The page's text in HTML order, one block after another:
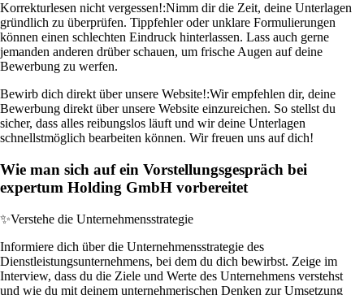
Korrekturlesen nicht vergessen!:Nimm dir die Zeit, deine Unterlagen
gründlich zu überprüfen. Tippfehler oder unklare Formulierungen
können einen schlechten Eindruck hinterlassen. Lass auch gerne
jemanden anderen drüber schauen, um frische Augen auf deine
Bewerbung zu werfen.
Bewirb dich direkt über unsere Website!:Wir empfehlen dir, deine
Bewerbung direkt über unsere Website einzureichen. So stellst du
sicher, dass alles reibungslos läuft und wir deine Unterlagen
schnellstmöglich bearbeiten können. Wir freuen uns auf dich!
Wie man sich auf ein Vorstellungsgespräch bei
expertum Holding GmbH vorbereitet
✨Verstehe die Unternehmensstrategie
Informiere dich über die Unternehmensstrategie des
Dienstleistungsunternehmens, bei dem du dich bewirbst. Zeige im
Interview, dass du die Ziele und Werte des Unternehmens verstehst
und wie du mit deinem unternehmerischen Denken zur Umsetzung